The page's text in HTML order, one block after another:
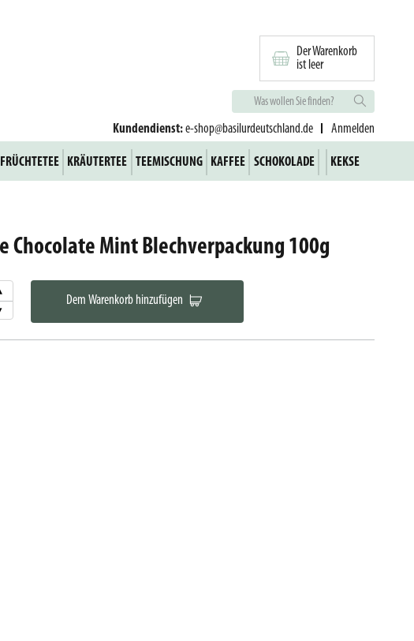
Der Warenkorb
ist leer
Kundendienst:e-shop@basilurdeutschland.de Anmelden
FRÜCHTETEE KRÄUTERTEE TEEMISCHUNG KAFFEE SCHOKOLADE KEKSE
Chocolate Mint Blechverpackung 100g
Dem Warenkorb hinzufügen